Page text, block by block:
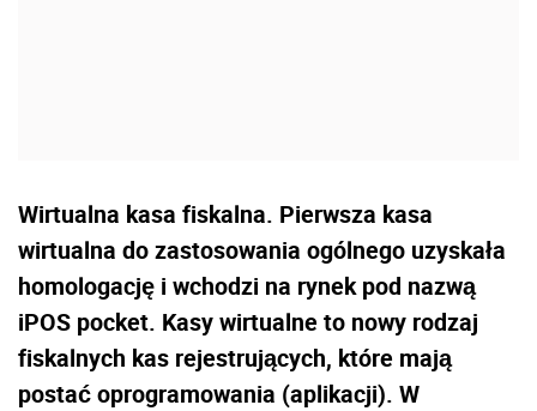
Wirtualna kasa fiskalna. Pierwsza kasa
wirtualna do zastosowania ogólnego uzyskała
homologację i wchodzi na rynek pod nazwą
iPOS pocket. Kasy wirtualne to nowy rodzaj
fiskalnych kas rejestrujących, które mają
postać oprogramowania (aplikacji). W